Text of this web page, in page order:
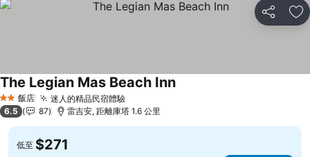
分享 加
2 星級飯店 迷人的精品民宿體驗查看價格
The Legian Mas Beach Inn查看價格
6.5 87 雷吉安, 距離庫塔 1.6 公里
低至 $271